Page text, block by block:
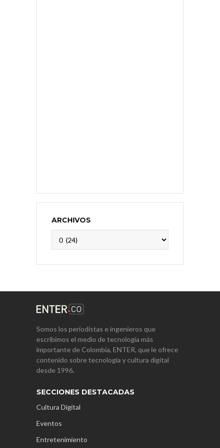
ARCHIVOS
Somos los periodistas e ingenieros que
escribimos el medio de tecnología más
importante de Colombia, ENTER, que le ofrece
contenido sobre tecnología y cultura digital
desde 1996.
SECCIONES DESTACADAS
Cultura Digital
Eventos
Entretenimiento